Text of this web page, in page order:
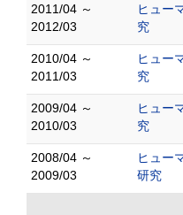
2011/04 ～
2012/03
ヒュー
究
2010/04 ～
2011/03
ヒュー
究
2009/04 ～
2010/03
ヒュー
究
2008/04 ～
2009/03
ヒュー
研究